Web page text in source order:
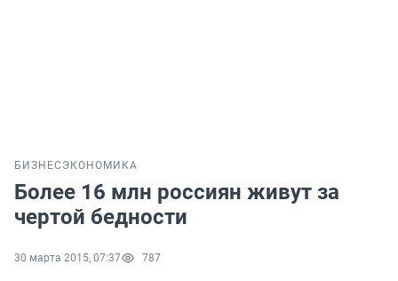
БИЗНЕС ЭКОНОМИКА
Более 16 млн россиян живут за
чертой бедности
30 марта 2015, 07:37 787